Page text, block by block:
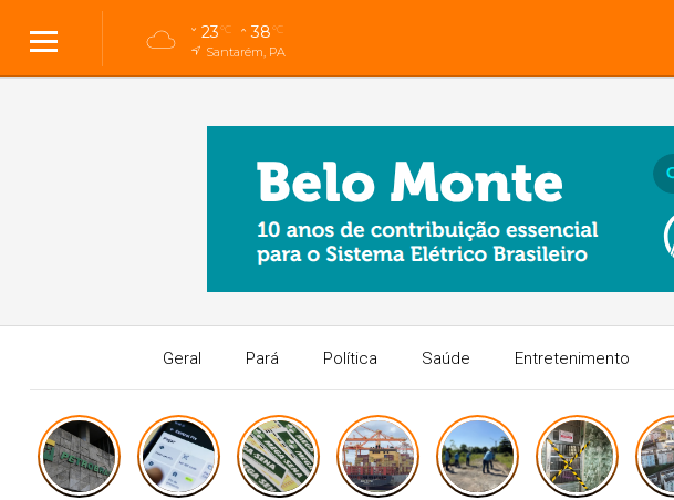
23°C 38°C
Santarém, PA
Geral Pará Política Saúde Entretenimento